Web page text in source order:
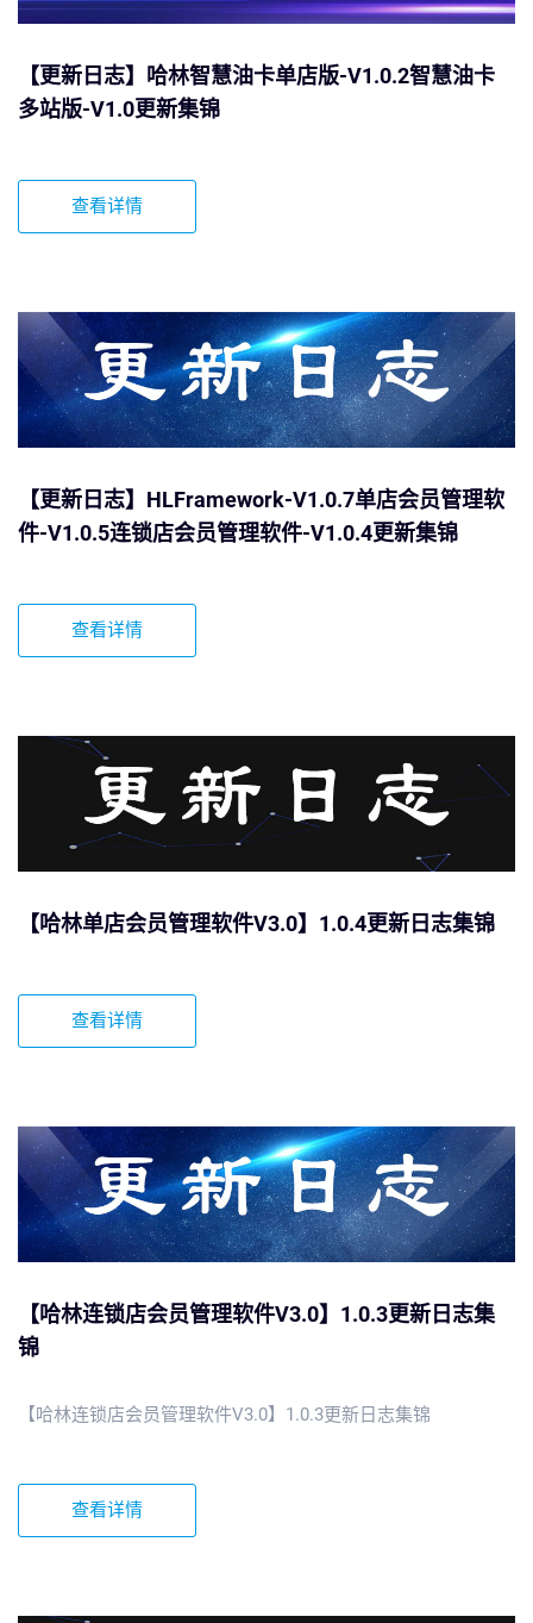
【更新日志】哈林智慧油卡单店版-V1.0.2智慧油卡
多站版-V1.0更新集锦
查看详情
【更新日志】HLFramework-V1.0.7单店会员管理软
件-V1.0.5连锁店会员管理软件-V1.0.4更新集锦
查看详情
【哈林单店会员管理软件V3.0】1.0.4更新日志集锦
查看详情
【哈林连锁店会员管理软件V3.0】1.0.3更新日志集
锦
【哈林连锁店会员管理软件V3.0】1.0.3更新日志集锦
查看详情